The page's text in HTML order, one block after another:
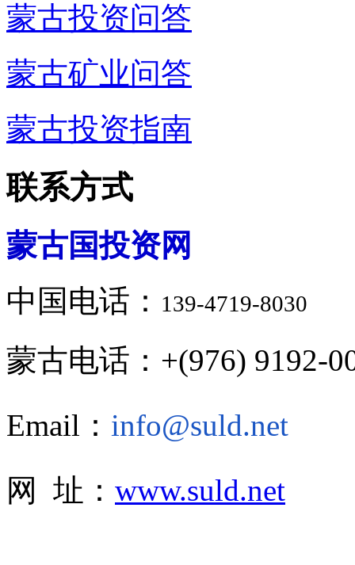
蒙古投资问答
蒙古矿业问答
蒙古投资指南
联系方式
蒙古国投资网
中国电话： 139-4719-8030
蒙古电话：+(976) 9192-
Email： info@suld.net
网 址： www.suld.net